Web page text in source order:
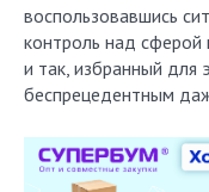
воспользовавшись
контроль над сферой
и так, избранный для
беспрецедентным